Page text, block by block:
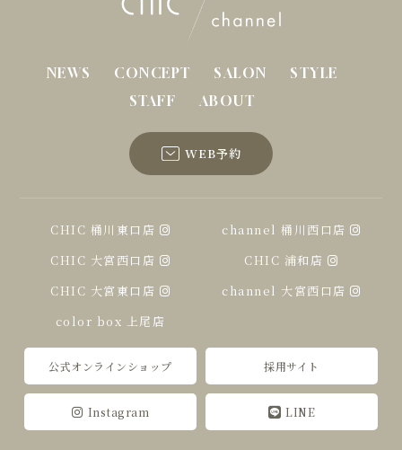
NEWS CONCEPT SALON
STYLE
STAFF
ABOUT
WEB予約
CHIC 桶川東口店
channel 桶川西口店
CHIC 大宮西口店
CHIC 浦和店
CHIC 大宮東口店
channel 大宮西口店
color box 上尾店
公式オンラインショップ 採用サイト
Instagram LINE